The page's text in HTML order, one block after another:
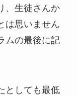
、生徒さんか
は思いません
ムの最後に記
としても最低